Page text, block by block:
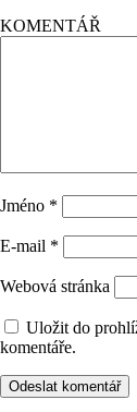
KOMENTÁŘ
Jméno *
E-mail *
Webová stránka
Uložit do
komentáře.